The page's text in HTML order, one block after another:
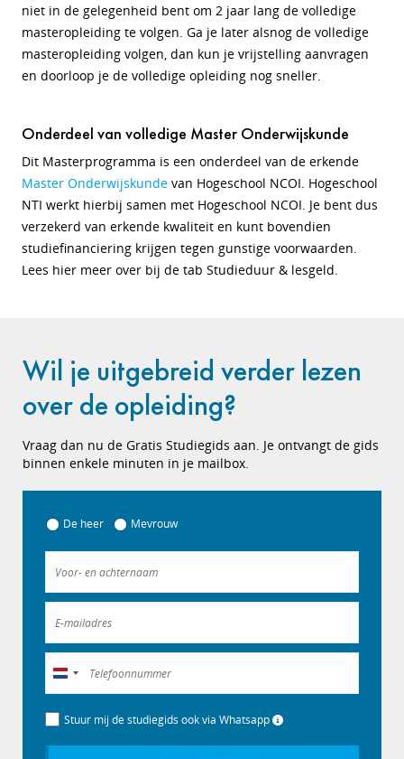
niet in de gelegenheid bent om 2 jaar lang de volledige
masteropleiding te volgen. Ga je later alsnog de volledige
masteropleiding volgen, dan kun je vrijstelling aanvragen
en doorloop je de volledige opleiding nog sneller.
Onderdeel van volledige Master Onderwijskunde
Dit Masterprogramma is een onderdeel van de erkende
Master Onderwijskunde van Hogeschool NCOI. Hogeschool
NTI werkt hierbij samen met Hogeschool NCOI. Je bent dus
verzekerd van erkende kwaliteit en kunt bovendien
studiefinanciering krijgen tegen gunstige voorwaarden.
Lees hier meer over bij de tab Studieduur & lesgeld.
Wil je uitgebreid verder lezen
over de opleiding?
Vraag dan nu de Gratis Studiegids aan. Je ontvangt de gids
binnen enkele minuten in je mailbox.
De heer Mevrouw
Nederland
+31
Stuur mij de studiegids ook via Whatsapp